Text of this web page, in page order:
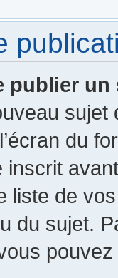
publier
du
inscrit
liste de
du sujet.